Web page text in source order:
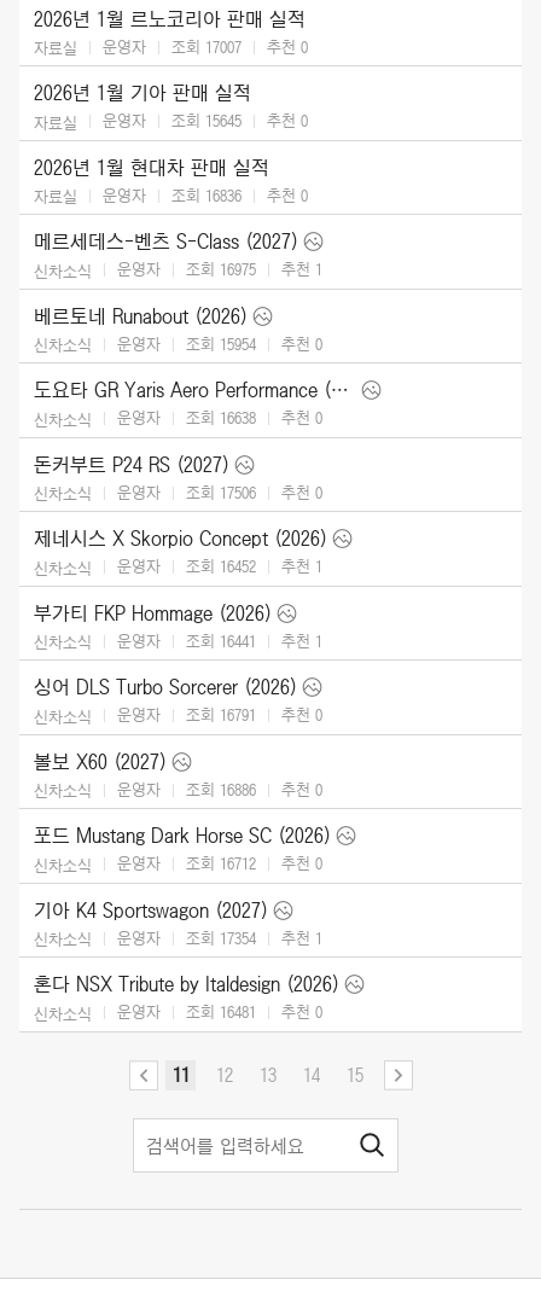
2026년 1월 르노코리아 판매 실적
자료실 운영자 조회 17007 추천 0
2026년 1월 기아 판매 실적
자료실 운영자 조회 15645 추천 0
2026년 1월 현대차 판매 실적
자료실 운영자 조회 16836 추천 0
메르세데스-벤츠 S-Class (2027)
신차소식 운영자 조회 16975 추천 1
베르토네 Runabout (2026)
신차소식 운영자 조회 15954 추천 0
도요타 GR Yaris Aero Performance (2026)
신차소식 운영자 조회 16638 추천 0
돈커부트 P24 RS (2027)
신차소식 운영자 조회 17506 추천 0
제네시스 X Skorpio Concept (2026)
신차소식 운영자 조회 16452 추천 1
부가티 FKP Hommage (2026)
신차소식 운영자 조회 16441 추천 1
싱어 DLS Turbo Sorcerer (2026)
신차소식 운영자 조회 16791 추천 0
볼보 X60 (2027)
신차소식 운영자 조회 16886 추천 0
포드 Mustang Dark Horse SC (2026)
신차소식 운영자 조회 16712 추천 0
기아 K4 Sportswagon (2027)
신차소식 운영자 조회 17354 추천 1
혼다 NSX Tribute by Italdesign (2026)
신차소식 운영자 조회 16481 추천 0
11 12 13 14 15